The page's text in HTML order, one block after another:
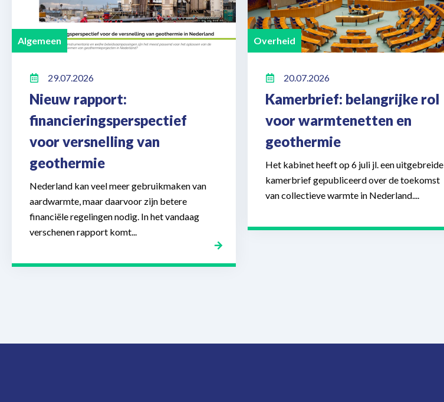
Algemeen
29.07.2026
Nieuw rapport:
financieringsperspectief
voor versnelling van
geothermie
Nederland kan veel meer gebruikmaken van
aardwarmte, maar daarvoor zijn betere
financiële regelingen nodig. In het vandaag
verschenen rapport komt...
Overheid
20.07.2026
Kamerbrief: belangrijke rol
voor warmtenetten en
geothermie
Het kabinet heeft op 6 juli jl. een uitgebreide
kamerbrief gepubliceerd over de toekomst
van collectieve warmte in Nederland....